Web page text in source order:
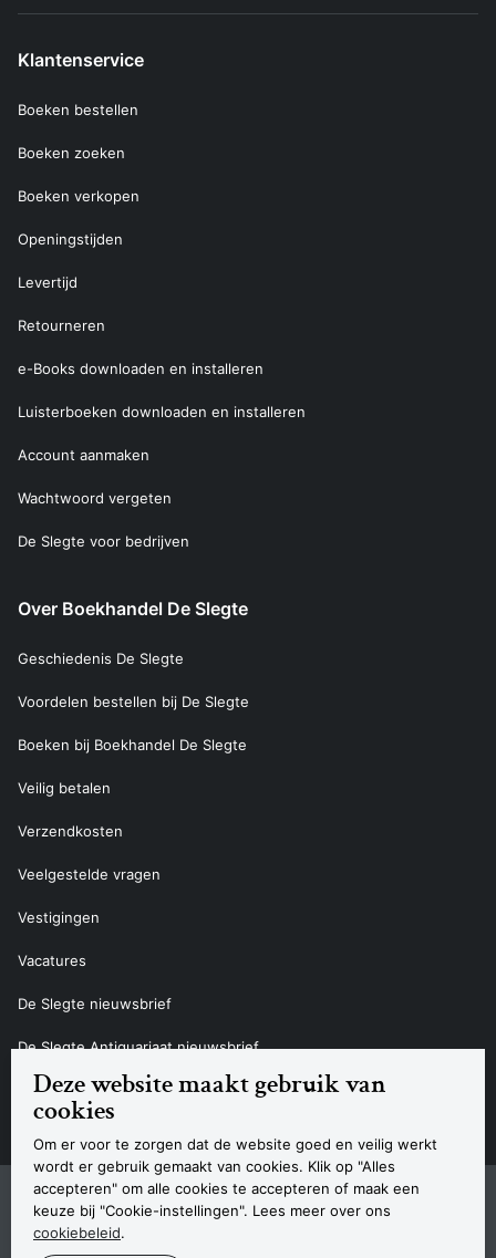
Deze website maakt gebruik van
cookies
Om er voor te zorgen dat de website goed en veilig werkt
wordt er gebruik gemaakt van cookies. Klik op "Alles
accepteren" om alle cookies te accepteren of maak een
keuze bij "Cookie-instellingen". Lees meer over ons
cookiebeleid.
Klantenservice
Boeken bestellen
Boeken zoeken
Boeken verkopen
Openingstijden
Levertijd
Retourneren
e-Books downloaden en installeren
Luisterboeken downloaden en installeren
Account aanmaken
Wachtwoord vergeten
De Slegte voor bedrijven
Over Boekhandel De Slegte
Geschiedenis De Slegte
Voordelen bestellen bij De Slegte
Boeken bij Boekhandel De Slegte
Veilig betalen
Verzendkosten
Veelgestelde vragen
Vestigingen
Vacatures
De Slegte nieuwsbrief
De Slegte Antiquariaat nieuwsbrief
Contact
Navigatie
SitemapPrivacyverklaring CookieverklaringAlgemene voorwaardenDisclaimer
Contact